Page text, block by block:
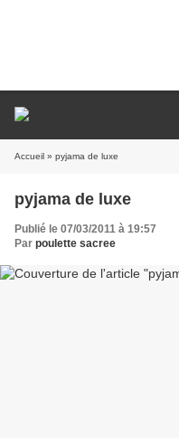
Accueil » pyjama de luxe
pyjama de luxe
Publié le 07/03/2011 à 19:57
Par poulette sacree